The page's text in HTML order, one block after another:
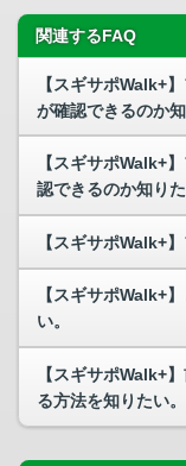
関連するFAQ
【スギサポWalk+
が確認できるのか知
【スギサポWalk+
認できるのか知りた
【スギサポWalk+
【スギサポWalk+
い。
【スギサポWalk+
る方法を知りたい。